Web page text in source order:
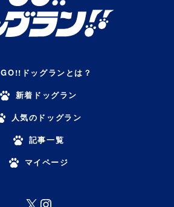
GO!!ドッグランとは？
新着ドッグラン
人気のドッグラン
記事一覧
マイページ